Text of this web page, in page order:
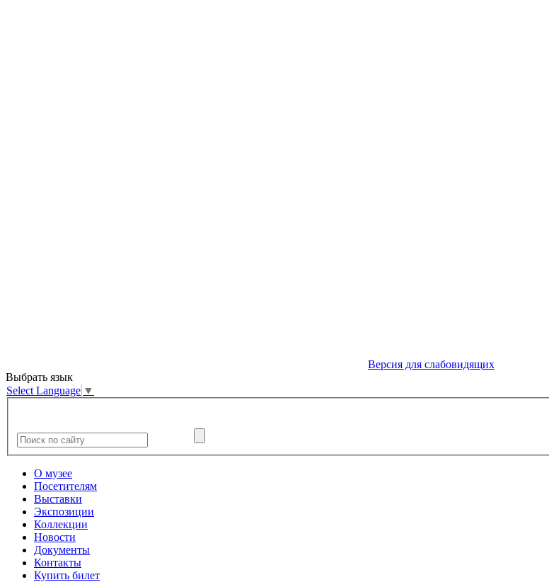
Версия для слабовидящих
Выбрать язык
Select Language ▼
О музее
Посетителям
Выставки
Экспозиции
Коллекции
Новости
Документы
Контакты
Купить билет